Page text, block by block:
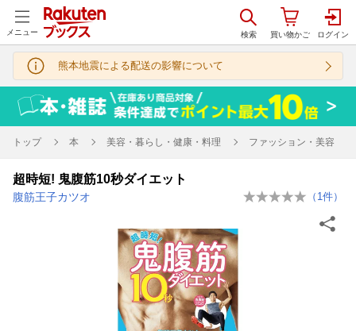
メニュー
熊本地震による配送の影響について
トップ 本 美容・暮らし・健康・料理 ファッション・美容
超時短! 鬼腹筋10秒ダイエット
腹筋王子カツオ （ 1 件）